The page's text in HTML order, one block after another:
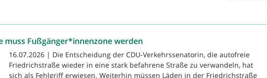
muss Fußgänger*innenzone werden
16.07.2026 | Die Entscheidung der CDU-Verkehrssenatorin, die autofreie
Friedrichstraße wieder in eine stark befahrene Straße zu verwandeln, hat
sich als Fehlgriff erwiesen. Weiterhin müssen Läden in der Friedrichstraße